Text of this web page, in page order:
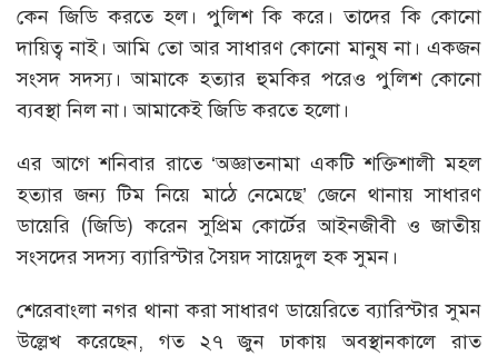
কেন জিডি করতে হল। পুলিশ কি করে। তাদের কি কোনো
দায়িত্ব নাই। আমি তো আর সাধারণ কোনো মানুষ না। একজন
সংসদ সদস্য। আমাকে হত্যার হুমকির পরেও পুলিশ কোনো
ব্যবস্থা নিল না। আমাকেই জিডি করতে হলো।
এর আগে শনিবার রাতে ‘অজ্ঞাতনামা একটি শক্তিশালী মহল
হত্যার জন্য টিম নিয়ে মাঠে নেমেছে’ জেনে থানায় সাধারণ
ডায়েরি (জিডি) করেন সুপ্রিম কোর্টের আইনজীবী ও জাতীয়
সংসদের সদস্য ব্যারিস্টার সৈয়দ সায়েদুল হক সুমন।
শেরেবাংলা নগর থানা করা সাধারণ ডায়েরিতে ব্যারিস্টার সুমন
উল্লেখ করেছেন, গত ২৭ জুন ঢাকায় অবস্থানকালে রাত